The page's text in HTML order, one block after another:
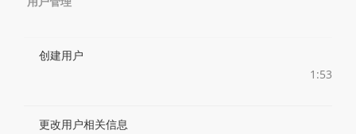
创建用户
1:53
更改用户相关信息